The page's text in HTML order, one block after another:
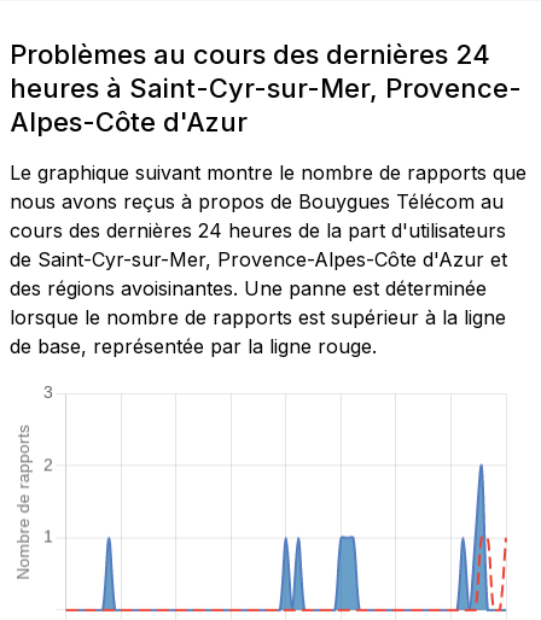
Problèmes au cours des dernières 24
heures à Saint-Cyr-sur-Mer, Provence-
Alpes-Côte d'Azur
Le graphique suivant montre le nombre de rapports que
nous avons reçus à propos de Bouygues Télécom au
cours des dernières 24 heures de la part d'utilisateurs
de Saint-Cyr-sur-Mer, Provence-Alpes-Côte d'Azur et
des régions avoisinantes. Une panne est déterminée
lorsque le nombre de rapports est supérieur à la ligne
de base, représentée par la ligne rouge.